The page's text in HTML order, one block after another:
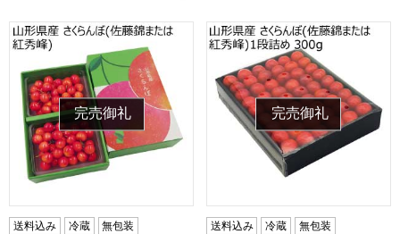
山形県産 さくらんぼ(佐藤錦または紅秀峰)(お届け期間：6/1
完売御礼
送料込み 冷蔵 無包装
山形県産 さくらんぼ(佐藤錦
完売御礼
送料込み 冷蔵 無包装